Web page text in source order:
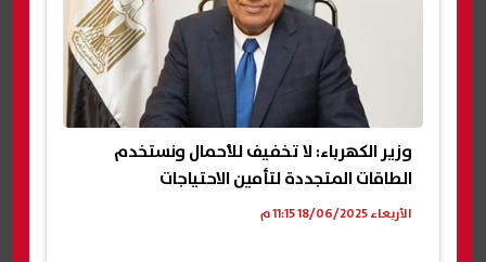
وزير الكهرباء: لا تخفيف للأحمال ونستخدم
الطاقات المتجددة لتأمين الاحتياجات
الأربعاء 18/06/2025 11:15 م